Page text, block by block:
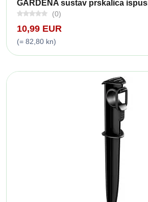
GARDENA sustav prskalica
(0)
10,99 EUR
(= 82,80 kn)